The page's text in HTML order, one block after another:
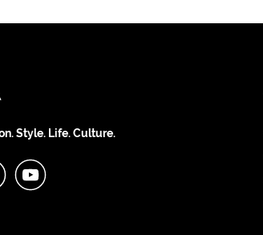
Style. Life. Culture.